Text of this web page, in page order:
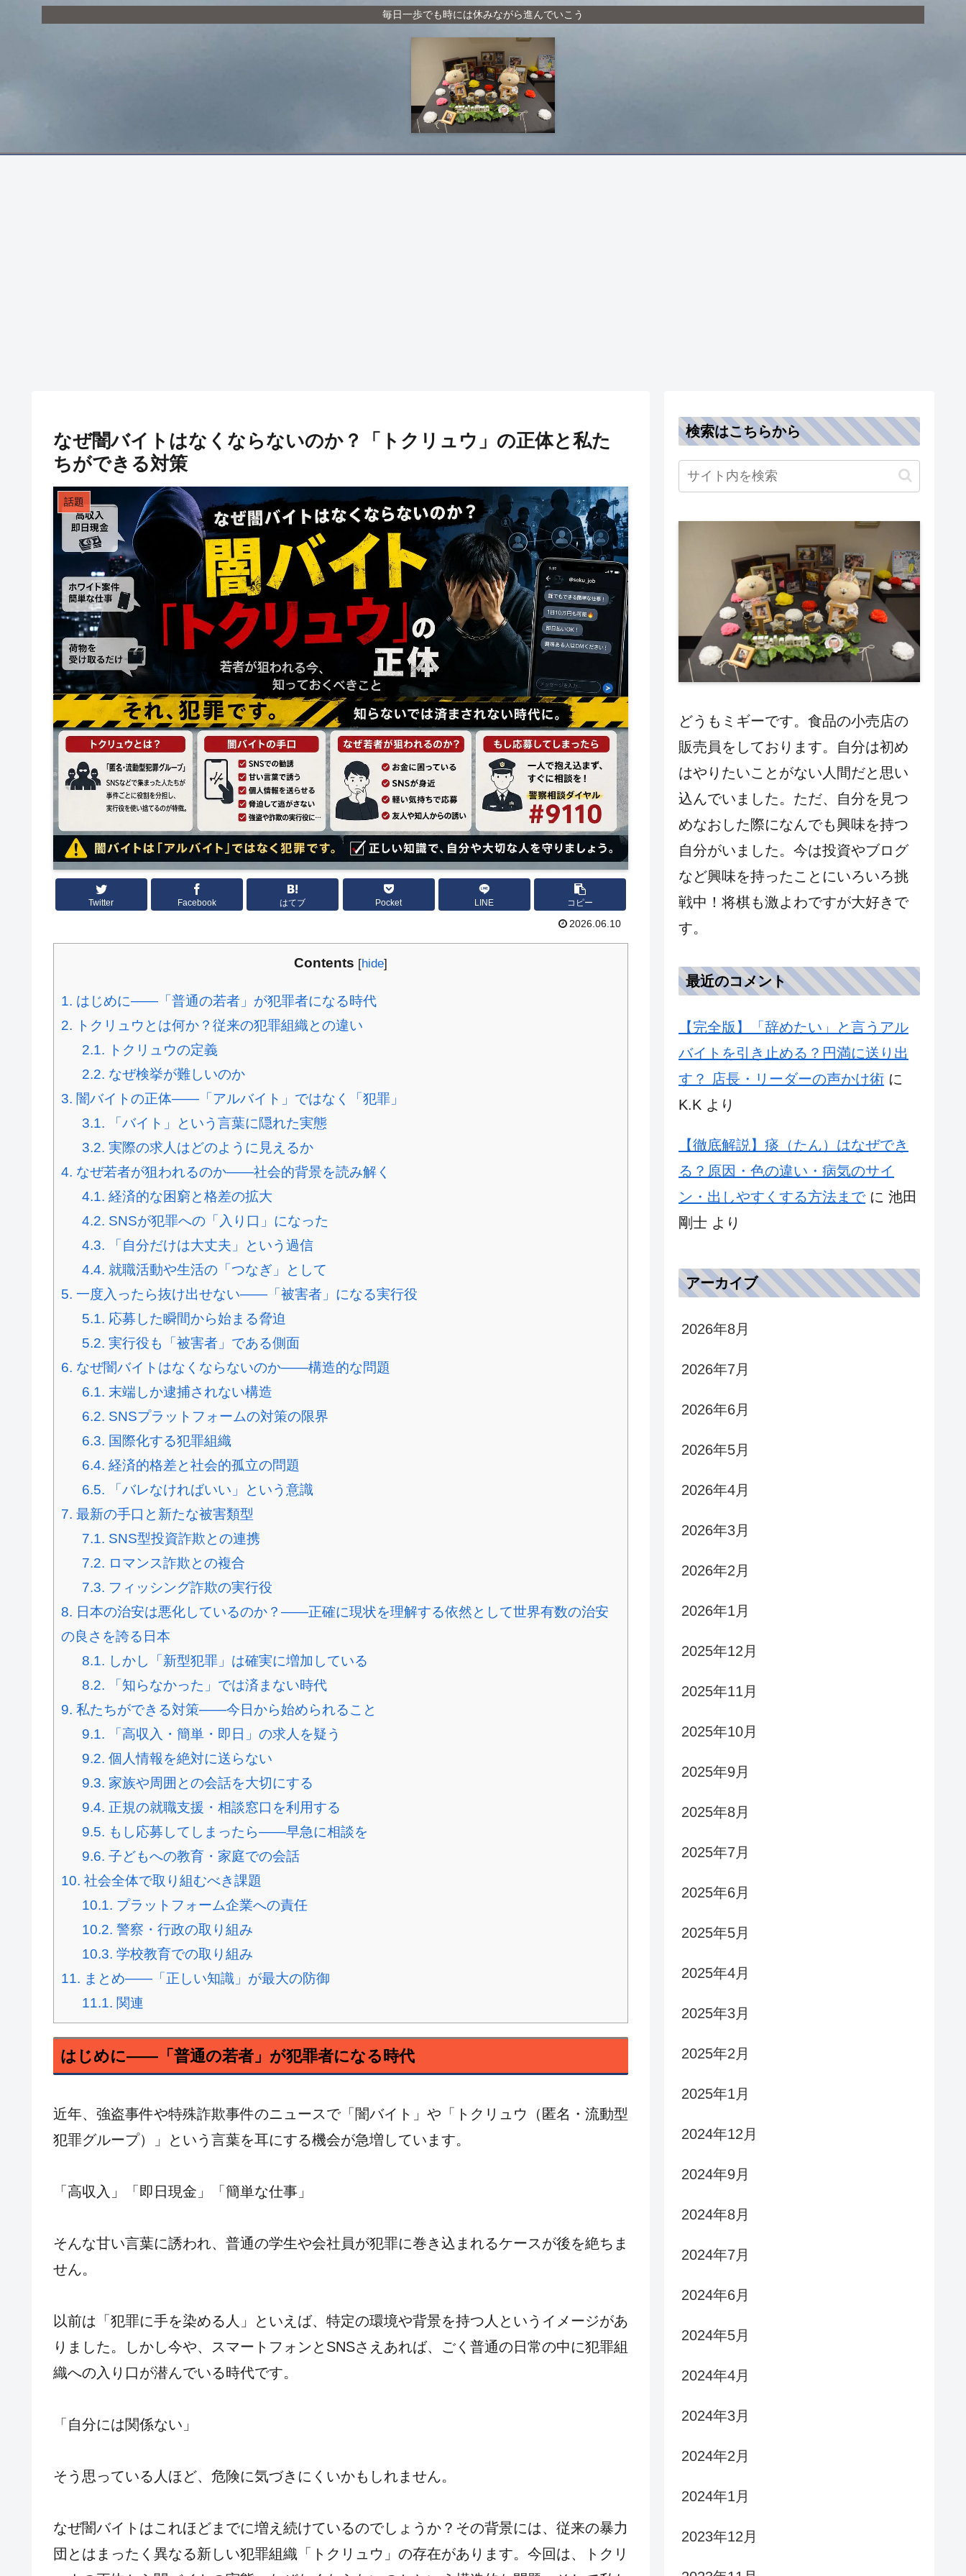
毎日一歩でも時には休みながら進んでいこう
なぜ闇バイトはなくならないのか？「トクリュウ」の正体と私た
ちができる対策
話題
Twitter Facebook はてブ Pocket LINE コピー
2026.06.10
Contents [hide]
1. はじめに――「普通の若者」が犯罪者になる時代
2. トクリュウとは何か？従来の犯罪組織との違い
2.1. トクリュウの定義
2.2. なぜ検挙が難しいのか
3. 闇バイトの正体――「アルバイト」ではなく「犯罪」
3.1. 「バイト」という言葉に隠れた実態
3.2. 実際の求人はどのように見えるか
4. なぜ若者が狙われるのか――社会的背景を読み解く
4.1. 経済的な困窮と格差の拡大
4.2. SNSが犯罪への「入り口」になった
4.3. 「自分だけは大丈夫」という過信
4.4. 就職活動や生活の「つなぎ」として
5. 一度入ったら抜け出せない――「被害者」になる実行役
5.1. 応募した瞬間から始まる脅迫
5.2. 実行役も「被害者」である側面
6. なぜ闇バイトはなくならないのか――構造的な問題
6.1. 末端しか逮捕されない構造
6.2. SNSプラットフォームの対策の限界
6.3. 国際化する犯罪組織
6.4. 経済的格差と社会的孤立の問題
6.5. 「バレなければいい」という意識
7. 最新の手口と新たな被害類型
7.1. SNS型投資詐欺との連携
7.2. ロマンス詐欺との複合
7.3. フィッシング詐欺の実行役
8. 日本の治安は悪化しているのか？――正確に現状を理解する依然として世界有数の治安
の良さを誇る日本
8.1. しかし「新型犯罪」は確実に増加している
8.2. 「知らなかった」では済まない時代
9. 私たちができる対策――今日から始められること
9.1. 「高収入・簡単・即日」の求人を疑う
9.2. 個人情報を絶対に送らない
9.3. 家族や周囲との会話を大切にする
9.4. 正規の就職支援・相談窓口を利用する
9.5. もし応募してしまったら――早急に相談を
9.6. 子どもへの教育・家庭での会話
10. 社会全体で取り組むべき課題
10.1. プラットフォーム企業への責任
10.2. 警察・行政の取り組み
10.3. 学校教育での取り組み
11. まとめ――「正しい知識」が最大の防御
11.1. 関連
はじめに――「普通の若者」が犯罪者になる時代
近年、強盗事件や特殊詐欺事件のニュースで「闇バイト」や「トクリュウ（匿名・流動型
犯罪グループ）」という言葉を耳にする機会が急増しています。
「高収入」「即日現金」「簡単な仕事」
そんな甘い言葉に誘われ、普通の学生や会社員が犯罪に巻き込まれるケースが後を絶ちま
せん。
以前は「犯罪に手を染める人」といえば、特定の環境や背景を持つ人というイメージがあ
りました。しかし今や、スマートフォンとSNSさえあれば、ごく普通の日常の中に犯罪組
織への入り口が潜んでいる時代です。
「自分には関係ない」
そう思っている人ほど、危険に気づきにくいかもしれません。
なぜ闇バイトはこれほどまでに増え続けているのでしょうか？その背景には、従来の暴力
団とはまったく異なる新しい犯罪組織「トクリュウ」の存在があります。今回は、トクリ
検索はこちらから
どうもミギーです。食品の小売店の
販売員をしております。自分は初め
はやりたいことがない人間だと思い
込んでいました。ただ、自分を見つ
めなおした際になんでも興味を持つ
自分がいました。今は投資やブログ
など興味を持ったことにいろいろ挑
戦中！将棋も激よわですが大好きで
す。
最近のコメント
【完全版】「辞めたい」と言うアル
バイトを引き止める？円満に送り出
す？ 店長・リーダーの声かけ術 に
K.K より
【徹底解説】痰（たん）はなぜでき
る？原因・色の違い・病気のサイ
ン・出しやすくする方法までに 池田
剛士 より
アーカイブ
2026年8月
2026年7月
2026年6月
2026年5月
2026年4月
2026年3月
2026年2月
2026年1月
2025年12月
2025年11月
2025年10月
2025年9月
2025年8月
2025年7月
2025年6月
2025年5月
2025年4月
2025年3月
2025年2月
2025年1月
2024年12月
2024年9月
2024年8月
2024年7月
2024年6月
2024年5月
2024年4月
2024年3月
2024年2月
2024年1月
2023年12月